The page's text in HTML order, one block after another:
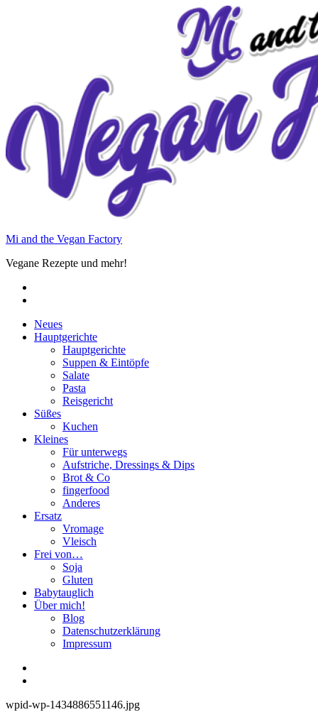
Mi and the Vegan Factory
Vegane Rezepte und mehr!
Neues
Hauptgerichte
Hauptgerichte
Suppen & Eintöpfe
Salate
Pasta
Reisgericht
Süßes
Kuchen
Kleines
Für unterwegs
Aufstriche, Dressings & Dips
Brot & Co
fingerfood
Anderes
Ersatz
Vromage
Vleisch
Frei von…
Soja
Gluten
Babytauglich
Über mich!
Blog
Datenschutzerklärung
Impressum
wpid-wp-1434886551146.jpg